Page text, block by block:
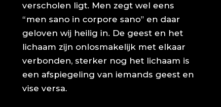
verscholen ligt. Men zegt wel eens
“men sano in corpore sano” en daar
geloven wij heilig in. De geest en het
lichaam zijn onlosmakelijk met elkaar
verbonden, sterker nog het lichaam is
een afspiegeling van iemands geest en
vise versa.